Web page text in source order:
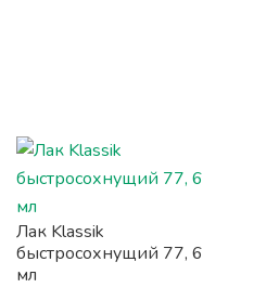
Лак Klassik
быстросохнущий 77, 6
мл